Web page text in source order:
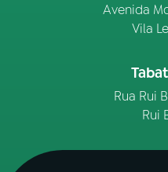
Avenida
Vila
Rua Rui
Rui